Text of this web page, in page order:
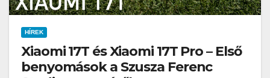
HÍREK
Xiaomi 17T és Xiaomi 17T Pro – Első
benyomások a Szusza Ferenc